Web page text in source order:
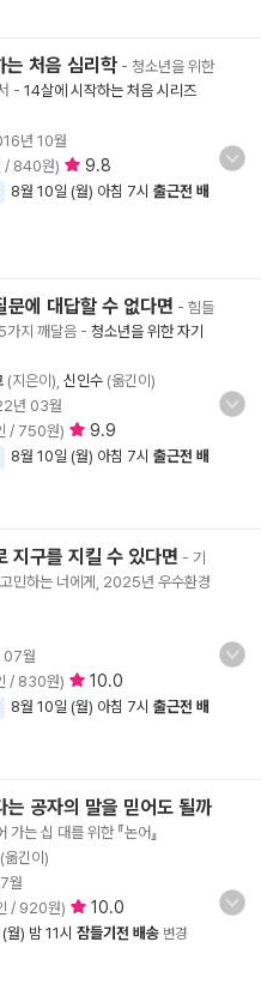
는 처음 심리학 - 청소년을 위한
- 14살에 시작하는 처음 시리즈
년 10월
/ 840원) 9.8
8월 10일 (월) 아침 7시 출근전 배
에 대답할 수 없다면 - 힘들
가지 깨달음 - 청소년을 위한 자기
(지은이), 신인수 (옮긴이)
년 03월
/ 750원) 9.9
8월 10일 (월) 아침 7시 출근전 배
지구를 지킬 수 있다면 - 기
민하는 너에게, 2025년 우수환경
월
/ 830원) 10.0
8월 10일 (월) 아침 7시 출근전 배
공자의 말을 믿어도 될까
는 십 대를 위한 『논어』
(옮긴이)
월
/ 920원) 10.0
) 밤 11시 잠들기전 배송 변경